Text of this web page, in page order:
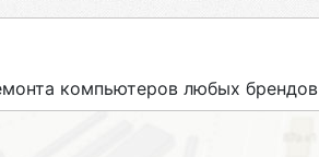
компьютеров любых брендов